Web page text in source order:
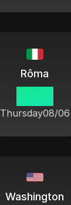
Rôma
Thursday08/06
Washington